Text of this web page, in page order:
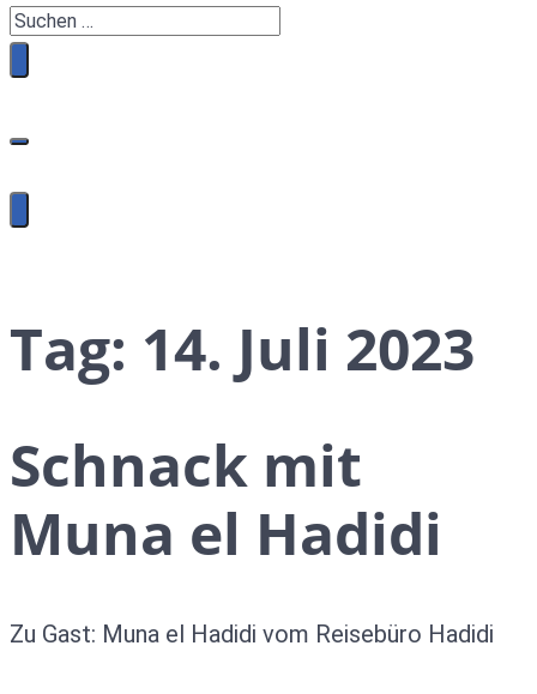
Tag: 14. Juli 2023
Schnack mit
Muna el Hadidi
Zu Gast: Muna el Hadidi vom Reisebüro Hadidi